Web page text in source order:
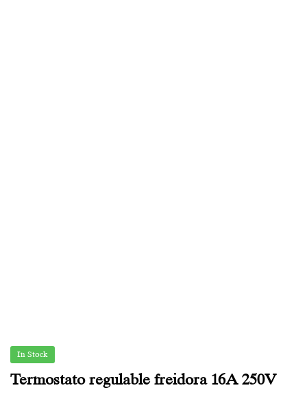
In Stock
Termostato regulable freidora 16A 250V